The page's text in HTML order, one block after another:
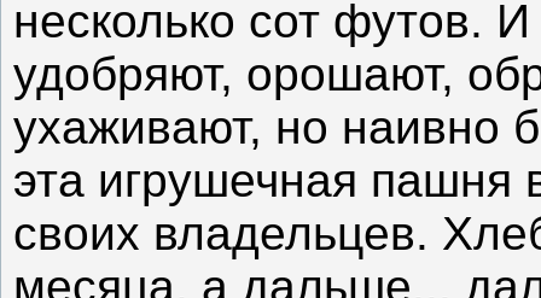
несколько сот футов.
удобряют, орошают,
ухаживают, но наивно
эта игрушечная пашня
своих владельцев.
месяца, а дальше...